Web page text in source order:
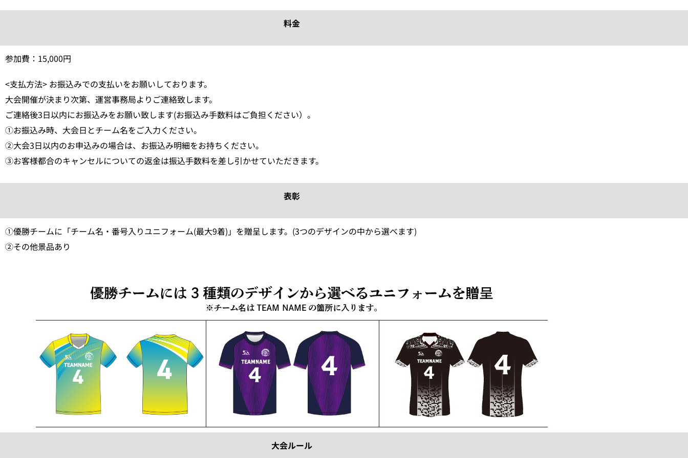
料金
参加費：15,000円
<支払方法> お振込みでの支払いをお願いしております。
大会開催が決まり次第、運営事務局よりご連絡致します。
ご連絡後3日以内にお振込みをお願い致します(お振込み手数料はご負担ください）。
①お振込み時、大会日とチーム名をご入力ください。
②大会3日以内のお申込みの場合は、お振込み明細をお持ちください。
③お客様都合のキャンセルについての返金は振込手数料を差し引かせていただきます。
表彰
①優勝チームに「チーム名・番号入りユニフォーム(最大9着)」を贈呈します。(3つのデザインの中から選べます)
②その他景品あり
大会ルール